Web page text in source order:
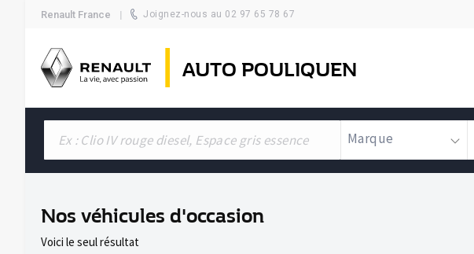
Renault France Joignez-nous au 02 97 65 78 67
AUTO POULIQUEN
Marque
Nos véhicules d'occasion
Voici le seul résultat